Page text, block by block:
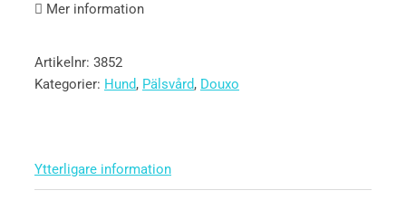
Mer information
Artikelnr: 3852
Kategorier: Hund, Pälsvård, Douxo
Ytterligare information